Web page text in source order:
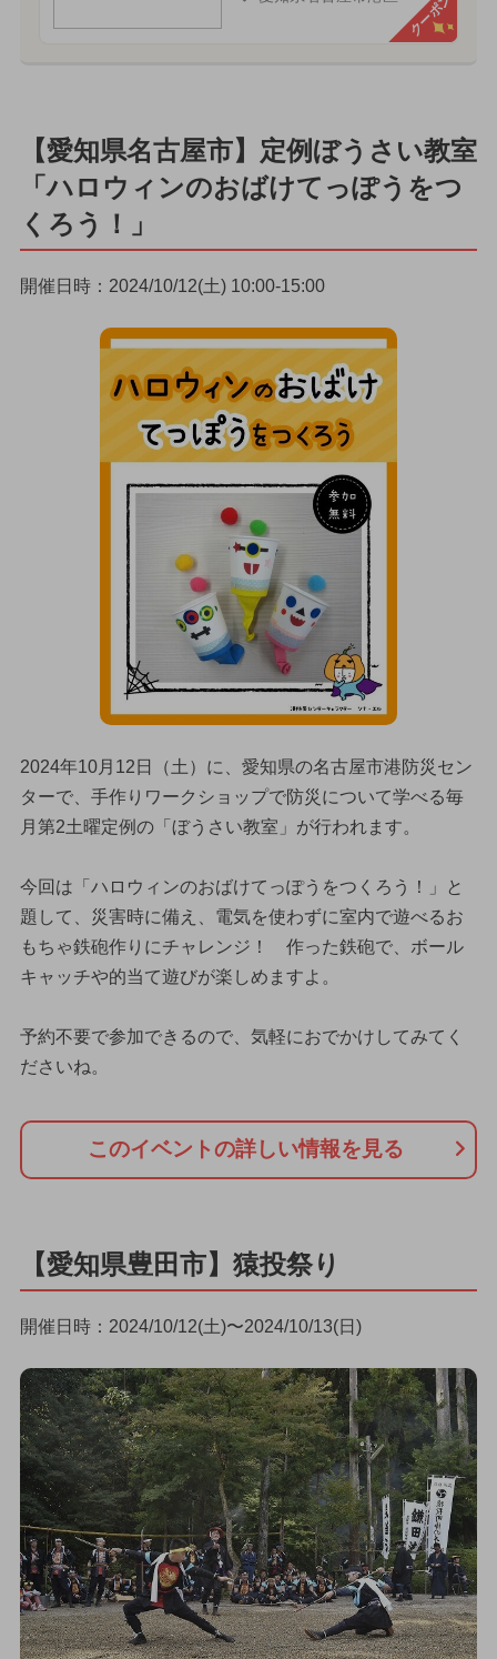
クーポン
【愛知県名古屋市】定例ぼうさい教室
「ハロウィンのおばけてっぽうをつ
くろう！」
開催日時：2024/10/12(土) 10:00-15:00
2024年10月12日（土）に、愛知県の名古屋市港防災セン
ターで、手作りワークショップで防災について学べる毎
月第2土曜定例の「ぼうさい教室」が行われます。
今回は「ハロウィンのおばけてっぽうをつくろう！」と
題して、災害時に備え、電気を使わずに室内で遊べるお
もちゃ鉄砲作りにチャレンジ！ 作った鉄砲で、ボール
キャッチや的当て遊びが楽しめますよ。
予約不要で参加できるので、気軽におでかけしてみてく
ださいね。
このイベントの詳しい情報を見る
【愛知県豊田市】猿投祭り
開催日時：2024/10/12(土)〜2024/10/13(日)